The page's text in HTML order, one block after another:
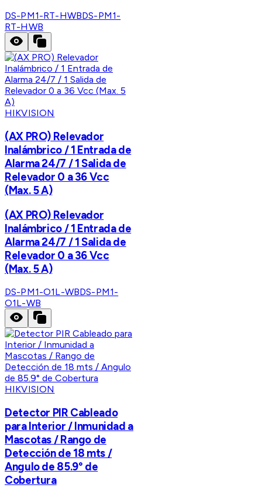
DS-PM1-RT-HWBDS-PM1-
RT-HWB
HIKVISION
(AX PRO) Relevador
Inalámbrico / 1 Entrada de
Alarma 24/7 / 1 Salida de
Relevador 0 a 36 Vcc
(Max. 5 A)
(AX PRO) Relevador
Inalámbrico / 1 Entrada de
Alarma 24/7 / 1 Salida de
Relevador 0 a 36 Vcc
(Max. 5 A)
DS-PM1-O1L-WBDS-PM1-
O1L-WB
HIKVISION
Detector PIR Cableado
para Interior / Inmunidad a
Mascotas / Rango de
Detección de 18 mts /
Angulo de 85.9° de
Cobertura